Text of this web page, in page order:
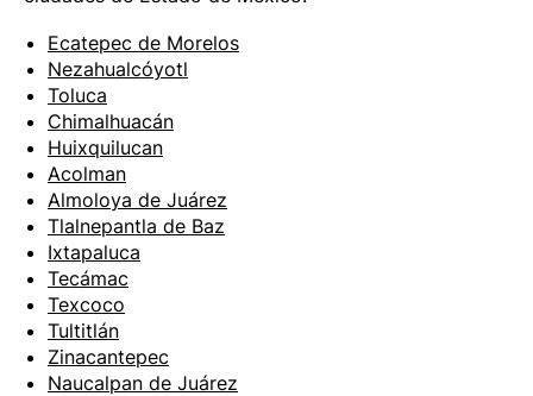
Ecatepec de Morelos
Nezahualcóyotl
Toluca
Chimalhuacán
Huixquilucan
Acolman
Almoloya de Juárez
Tlalnepantla de Baz
Ixtapaluca
Tecámac
Texcoco
Tultitlán
Zinacantepec
Naucalpan de Juárez